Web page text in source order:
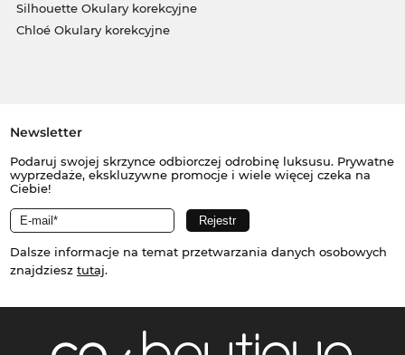
Silhouette Okulary korekcyjne
Chloé Okulary korekcyjne
Newsletter
Podaruj swojej skrzynce odbiorczej odrobinę luksusu. Prywatne
wyprzedaże, ekskluzywne promocje i wiele więcej czeka na
Ciebie!
Dalsze informacje na temat przetwarzania danych osobowych
znajdziesz tutaj.